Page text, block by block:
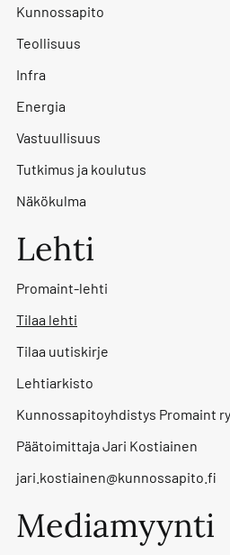
Kunnossapito
Teollisuus
Infra
Energia
Vastuullisuus
Tutkimus ja koulutus
Näkökulma
Lehti
Promaint-lehti
Tilaa lehti
Tilaa uutiskirje
Lehtiarkisto
Kunnossapitoyhdistys Promaint ry
Päätoimittaja Jari Kostiainen
jari.kostiainen@kunnossapito.fi
Mediamyynti